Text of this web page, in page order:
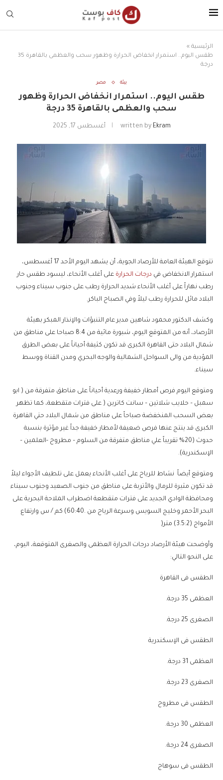
الرئيسية »
طقس اليوم.. استمرار انخفاض الحرارة وظهور سحب والعظمى بالقاهرة 35
درجة
بيئة مصر
طقس اليوم.. استمرار انخفاض الحرارة وظهور
سحب والعظمى بالقاهرة 35 درجة
written by Ekram أغسطس 17, 2025
تتوقع الهيئة العامة للأرصاد الجوية، أن يشهد اليوم الأحد 17 أغسطس،
استمرار الانخفاض في درجات الحرارة على أغلب الأنحاء، ليسود طقس حار
رطب نهاراً على أغلب الأنحاء شديد الحرارة رطب على جنوب سيناء وجنوب
البلاد مائل للحرارة رطب ليلاً وفي الصباح الباكر.
وكشف الدكتور محمود شاهين مدير عام التنبؤات والإنذار المبكر بهيئة
الأرصاد، أنه من المتوقع اليوم، شبورة مائية من 8:4 صباحا على مناطق من
شمال البلاد حتى القاهرة الكبرى قد تكون كثيفة أحياناً على بعض الطرق
المؤدية من والى السواحل الشمالية والوجه البحري ومدن القناة ووسط
سيناء.
ومتوقع اليوم فرص أمطار خفيفة ورعدية أحياناً على مناطق متفرقة من ( ابو
سمبل – حلايب شلاتين – سانت كاترين ( على فترات متقطعة، كما تظهر
بعض السحب المنخفضة صباحاً على مناطق من شمال البلاد حتي القاهرة
الكبرى قد ينتج عنها فرص ضعيفة لأمطار خفيفة جداً غير مؤثرة بنسبة
حدوث (20% تقريباً علي مناطق متفرقة من السلوم – مطروح -العلمين –
الإسكندرية).
ومتوقع أيضاً نشاط للرياح على أغلب الأنحاء يعمل على تلطيف الأجواء ليلاً
قد تكون مثيرة للرمال والأتربة على مناطق من جنوب الصعيد وجنوب سيناء
ومحافظة الوادي الجديد على فترات متقطعة اضطراب الملاحة البحرية على
البحر الأحمر وخليج السويس وسرعة الرياح من .60:40) كم / س وارتفاع
الأمواج (3.5:2) متر(
وأوضحت هيئة الأرصاد درجات الحرارة العظمى والصغرى المتوقعة، اليوم،
على النحو التالي:
الطقس فى القاهرة
العظمى 35 درجة.
الصغرى 25 درجة.
الطقس فى الإسكندرية
العظمى 31 درجة.
الصغرى 23 درجة.
الطقس فى مطروح
العظمى 30 درجة.
الصغرى 24 درجة.
الطقس فى سوهاج